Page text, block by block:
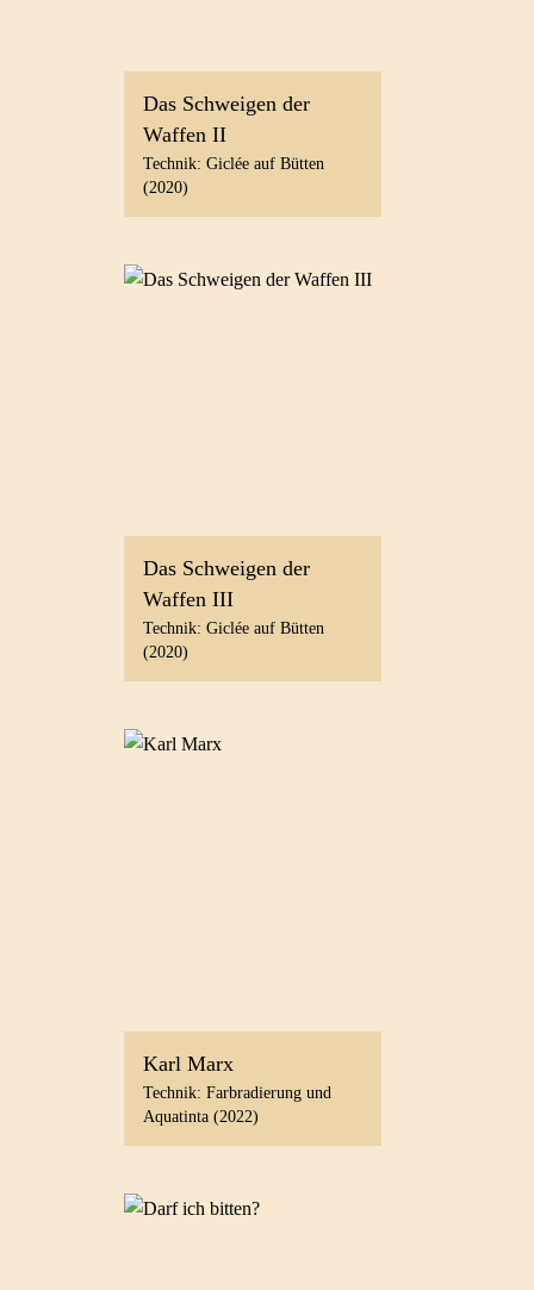
Das Schweigen der
Waffen II
Technik: Giclée auf Bütten
(2020)
Das Schweigen der
Waffen III
Technik: Giclée auf Bütten
(2020)
Karl Marx
Technik: Farbradierung und
Aquatinta (2022)